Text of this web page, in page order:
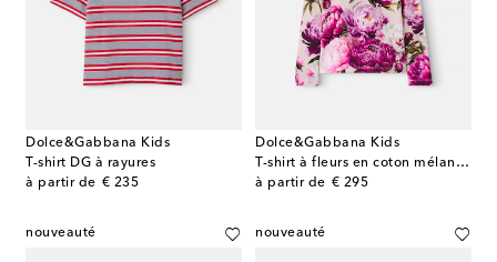
Dolce&Gabbana Kids
T-shirt DG à rayures
à partir de € 235
original price
Dolce&Gabbana Kids
T-shirt à fleurs en coton mélangé
à partir de € 295
original price
nouveauté nouveauté